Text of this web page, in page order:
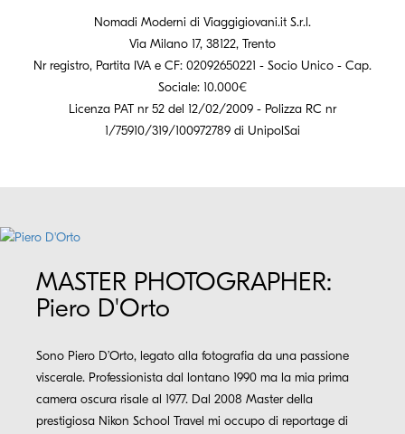
Nomadi Moderni di Viaggigiovani.it S.r.l.
Via Milano 17, 38122, Trento
Nr registro, Partita IVA e CF: 02092650221 - Socio Unico - Cap.
Sociale: 10.000€
Licenza PAT nr 52 del 12/02/2009 - Polizza RC nr
1/75910/319/100972789 di UnipolSai
MASTER PHOTOGRAPHER:
Piero D'Orto
Sono Piero D’Orto, legato alla fotografia da una passione
viscerale. Professionista dal lontano 1990 ma la mia prima
camera oscura risale al 1977. Dal 2008 Master della
prestigiosa Nikon School Travel mi occupo di reportage di